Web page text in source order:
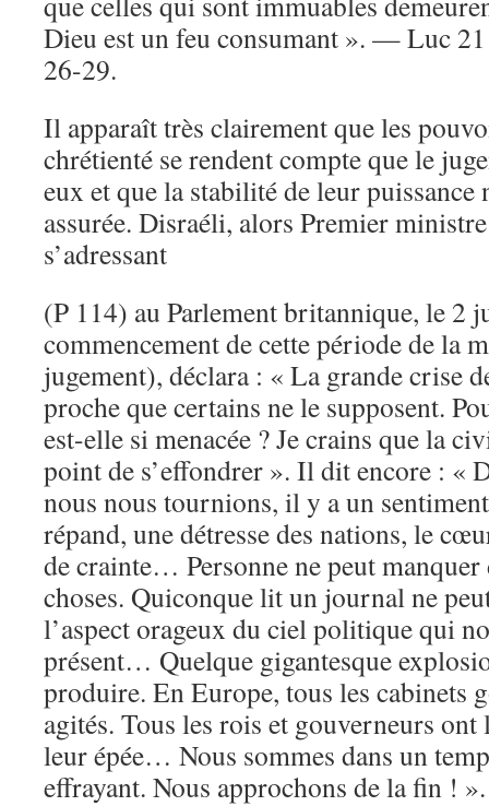
Dieu est un feu consumant ». — Luc
26-29.
Il apparaît très clairement que les
chrétienté se rendent compte que le
eux et que la stabilité de leur puissance
assurée. Disraéli, alors Premier
s’adressant
(P 114) au Parlement britannique, le 2
commencement de cette période de la
jugement), déclara : « La grande crise
proche que certains ne le supposent.
est-elle si menacée ? Je crains que la
point de s’effondrer ». Il dit encore : «
nous nous tournions, il y a un
répand, une détresse des nations, le
de crainte… Personne ne peut manquer
choses. Quiconque lit un journal ne
l’aspect orageux du ciel politique qui
présent… Quelque gigantesque
produire. En Europe, tous les cabinets
agités. Tous les rois et gouverneurs ont
leur épée… Nous sommes dans un
effrayant. Nous approchons de la fin ! ».